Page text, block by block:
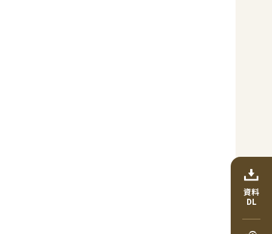
資料
DL